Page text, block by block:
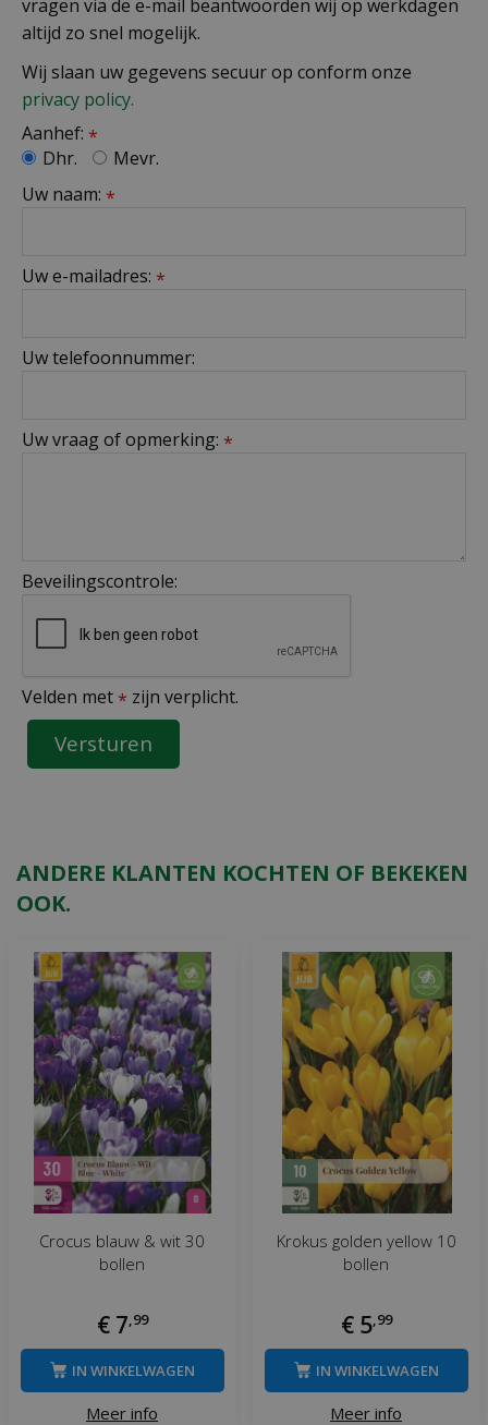
vragen via de e-mail beantwoorden wij op werkdagen
altijd zo snel mogelijk.
Wij slaan uw gegevens secuur op conform onze
privacy policy.
Aanhef: *
Dhr.
Mevr.
Uw naam: *
Uw e-mailadres: *
Uw telefoonnummer:
Uw vraag of opmerking: *
Beveilingscontrole:
Velden met * zijn verplicht.
ANDERE KLANTEN KOCHTEN OF BEKEKEN
OOK.
Crocus blauw & wit 30
bollen
€ 7,99
Meer info
IN WINKELWAGEN
Krokus golden yellow 10
bollen
€ 5,99
Meer info
IN WINKELWAGEN